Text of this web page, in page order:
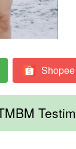
` Shopee